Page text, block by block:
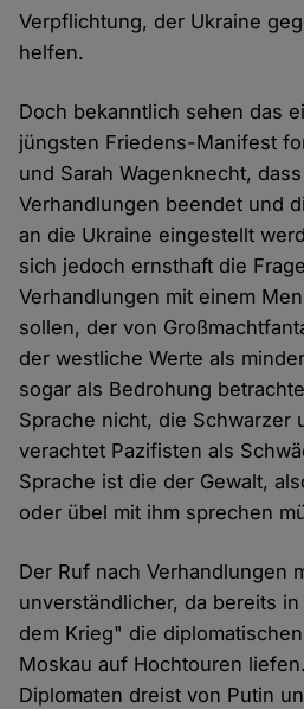
Verpflichtung, der Ukraine
helfen.
Doch bekanntlich sehen das
jüngsten Friedens-Manifest
und Sarah Wagenknecht,
Verhandlungen beendet und
an die Ukraine eingestellt
sich jedoch ernsthaft die
Verhandlungen mit einem
sollen, der von
der westliche Werte als
sogar als Bedrohung
Sprache nicht, die Schwarzer
verachtet Pazifisten als
Sprache ist die der Gewalt,
oder übel mit ihm sprechen
Der Ruf nach Verhandlungen
unverständlicher, da bereits
dem Krieg" die
Moskau auf Hochtouren
Diplomaten dreist von Putin